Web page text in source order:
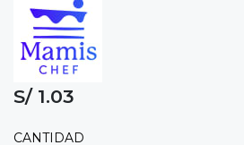
S/ 1.03
CANTIDAD